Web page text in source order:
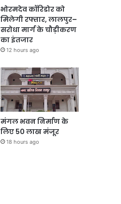
भोरमदेव कॉरिडोर को
मिलेगी रफ्तार, लालपुर–
सरोधा मार्ग के चौड़ीकरण
का इंतजार
12 hours ago
मंगल भवन निर्माण के
लिए 50 लाख मंजूर
18 hours ago